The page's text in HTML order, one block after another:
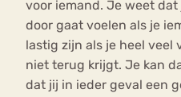
voor iemand. Je weet
door gaat voelen als je
lastig zijn als je heel veel
niet terug krijgt. Je kan
dat jij in ieder geval een